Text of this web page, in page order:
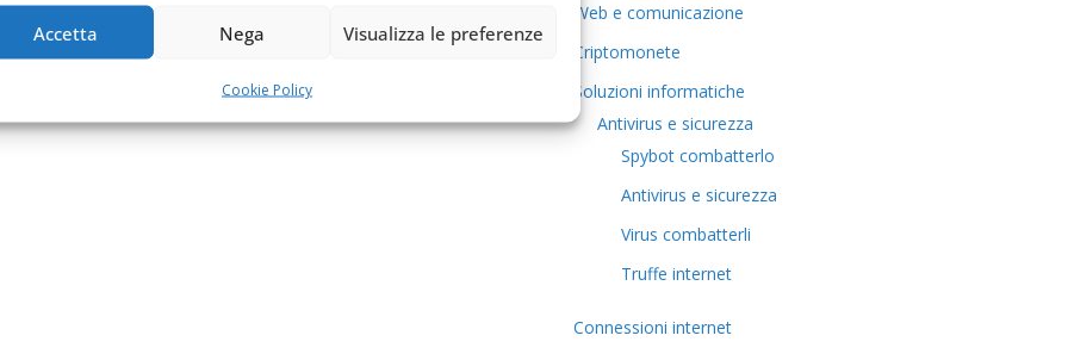
Accetta Nega Visualizza le preferenze
Cookie Policy
Web e comunicazione
Criptomonete
Soluzioni informatiche
Antivirus e sicurezza
Spybot combatterlo
Antivirus e sicurezza
Virus combatterli
Truffe internet
Connessioni internet